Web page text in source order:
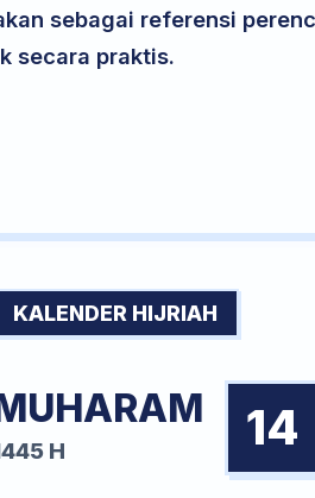
sebagai referensi
secara praktis.
KALENDER HIJRIAH
H 14